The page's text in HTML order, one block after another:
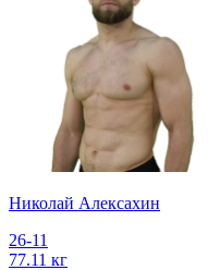
Николай Алексахин
26-11
77.11 кг